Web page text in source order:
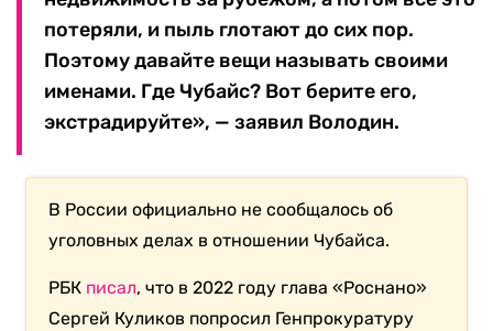
потеряли, и пыль глотают до сих пор.
Поэтому давайте вещи называть своими
именами. Где Чубайс? Вот берите его,
экстрадируйте», — заявил Володин.
В России официально не сообщалось об
уголовных делах в отношении Чубайса.
РБК писал, что в 2022 году глава «Роснано»
Сергей Куликов попросил Генпрокуратуру